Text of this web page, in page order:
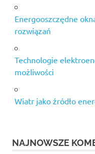
Energooszczędne
rozwiązań
Technologie
możliwości
Wiatr jako źródło
NAJNOWSZE